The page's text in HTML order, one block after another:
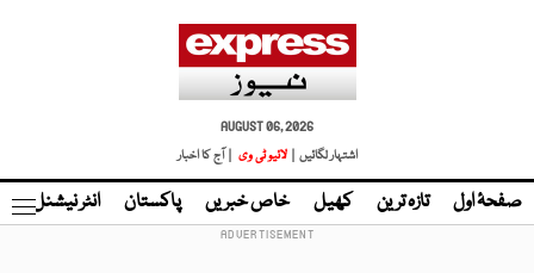
AUGUST 06, 2026
اشتہار لگائیں |
لائیو ٹی وی | آج کا اخبار
صفحۂ اول تازہ ترین کھیل خاص خبریں پاکستان انٹر نیشنل